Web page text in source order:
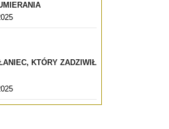
KTÓRY ZADZIWIŁ